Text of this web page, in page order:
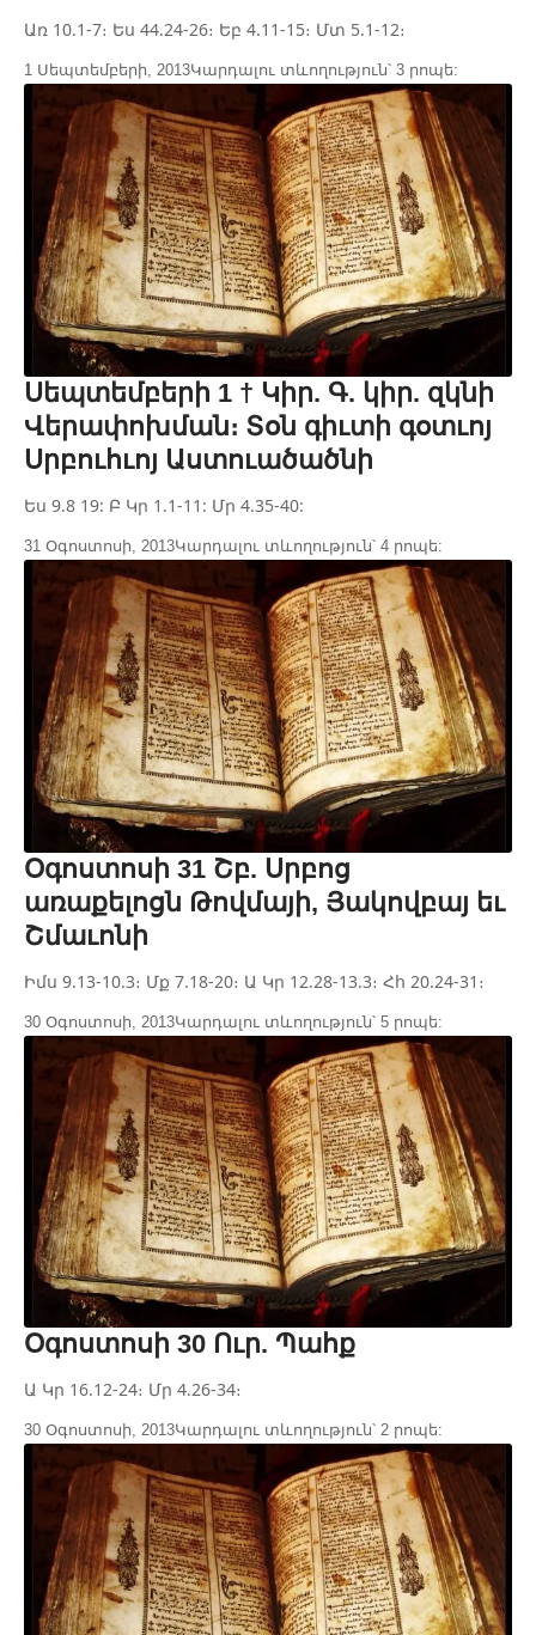
Առ 10.1-7։ Ես 44.24-26։ Եբ 4.11-15։ Մտ 5.1-12։
1 Սեպտեմբերի, 2013Կարդալու տևողություն՝ 3 րոպե:
Սեպտեմբերի 1 † Կիր. Գ. կիր. զկնի
Վերափոխման։ Տօն գիւտի գօտւոյ
Սրբուհւոյ Աստուածածնի
Ես 9.8 19: Բ Կր 1.1-11: Մր 4.35-40:
31 Օգոստոսի, 2013Կարդալու տևողություն՝ 4 րոպե:
Օգոստոսի 31 Շբ. Սրբոց
առաքելոցն Թովմայի, Յակովբայ եւ
Շմաւոնի
Իմս 9.13-10.3։ Մք 7.18-20։ Ա Կր 12.28-13.3։ Հհ 20.24-31։
30 Օգոստոսի, 2013Կարդալու տևողություն՝ 5 րոպե:
Օգոստոսի 30 Ուր. Պահք
Ա Կր 16.12-24։ Մր 4.26-34։
30 Օգոստոսի, 2013Կարդալու տևողություն՝ 2 րոպե: